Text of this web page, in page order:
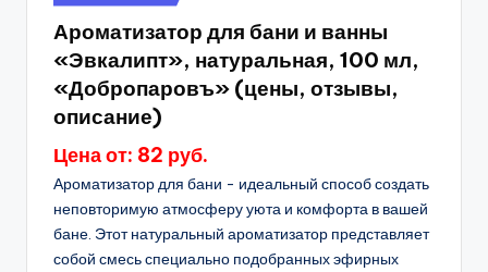
в
Ароматизатор для бани и ванны
«Эвкалипт», натуральная, 100 мл,
«Добропаровъ» (цены, отзывы,
описание)
Цена от: 82 руб.
Ароматизатор для бани - идеальный способ создать
неповторимую атмосферу уюта и комфорта в вашей
бане. Этот натуральный ароматизатор представляет
собой смесь специально подобранных эфирных